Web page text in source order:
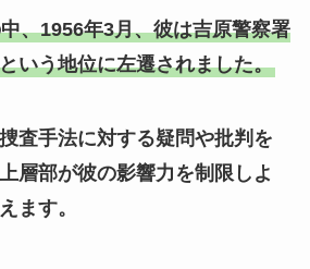
、1956年3月、彼は吉原警察署
いう地位に左遷されました。
査手法に対する疑問や批判を
層部が彼の影響力を制限しよ
ます。